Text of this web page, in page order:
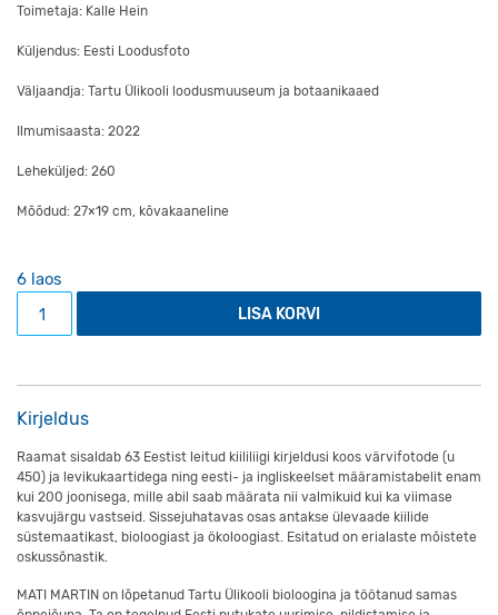
Toimetaja: Kalle Hein
Küljendus: Eesti Loodusfoto
Väljaandja: Tartu Ülikooli loodusmuuseum ja botaanikaaed
Ilmumisaasta: 2022
Leheküljed: 260
Mõõdud: 27×19 cm, kõvakaaneline
6 laos
Raamat "Kiilid" Sarjast Eesti elurikkus kogus
LISA KORVI
Kirjeldus
Raamat sisaldab 63 Eestist leitud kiililiigi kirjeldusi koos värvifotode (u
450) ja levikukaartidega ning eesti- ja ingliskeelset määramistabelit enam
kui 200 joonisega, mille abil saab määrata nii valmikuid kui ka viimase
kasvujärgu vastseid. Sissejuhatavas osas antakse ülevaade kiilide
süstemaatikast, bioloogiast ja ökoloogiast. Esitatud on erialaste mõistete
oskussõnastik.
MATI MARTIN on lõpetanud Tartu Ülikooli bioloogina ja töötanud samas